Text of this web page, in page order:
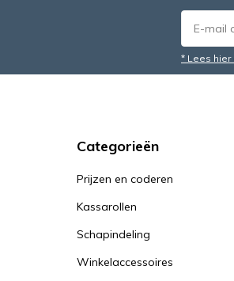
* Lees
Categorieën
Prijzen en coderen
Kassarollen
Schapindeling
Winkelaccessoires